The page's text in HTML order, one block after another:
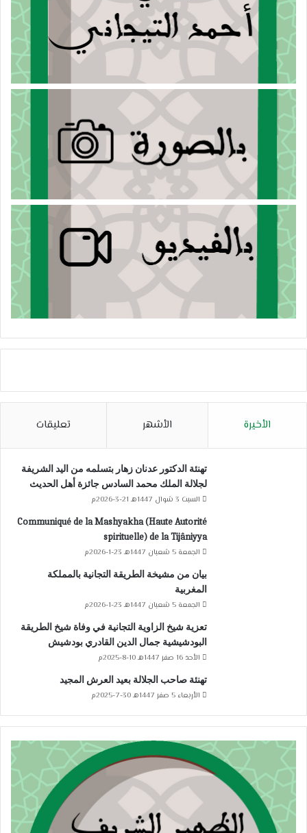
الأخيرة الأشهر تعليقات
تهنئة الدكتور عدنان زهار بتسلمه من اليد الشريفة
لجلالة الملك محمد السادس جائزة أهل الحديث
السبت 3 شوال 1447هـ 21-3-2026م
Communiqué de la Mashyakha (Haute Autorité
spirituelle) de la Tijâniyya
الجمعة 5 شعبان 1447هـ 23-1-2026م
بيان من مشيخة الطريقة التجانية بالمملكة
المغربية
الجمعة 5 شعبان 1447هـ 23-1-2026م
تعزية شيخ الزاوية التجانية في وفاة شيخ الطريقة
البودشيشية جمال الدين القادري بودشيش
الأحد 16 صفر 1447هـ 10-8-2025م
تهنئة صاحب الجلالة بعيد العرش المجيد
الأربعاء 5 صفر 1447هـ 30-7-2025م